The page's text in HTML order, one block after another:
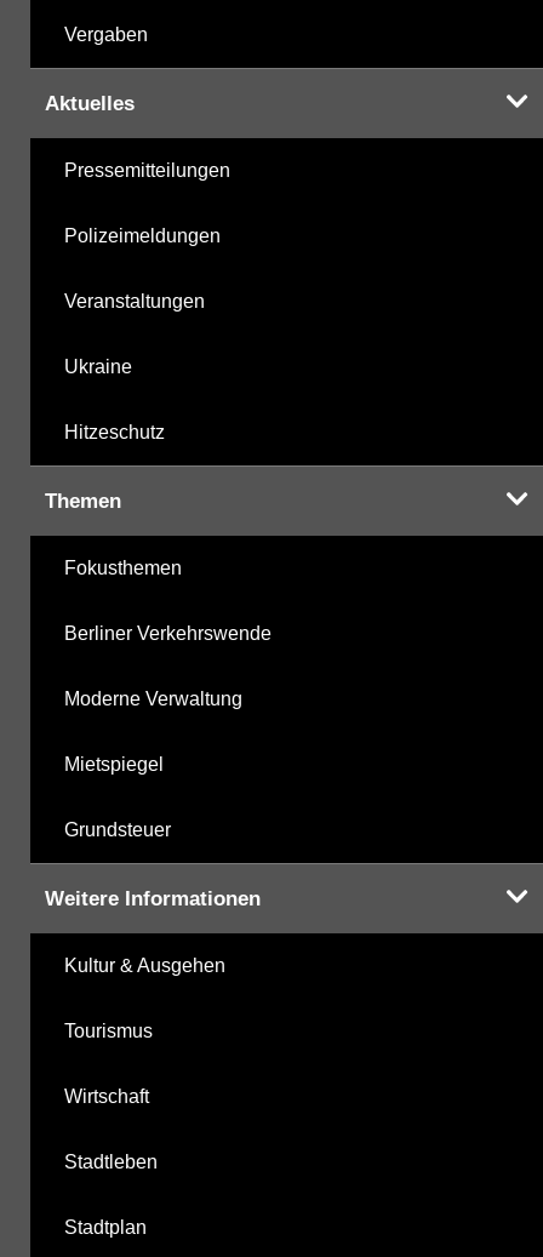
Vergaben
Aktuelles
Pressemitteilungen
Polizeimeldungen
Veranstaltungen
Ukraine
Hitzeschutz
Themen
Fokusthemen
Berliner Verkehrswende
Moderne Verwaltung
Mietspiegel
Grundsteuer
Weitere Informationen
Kultur & Ausgehen
Tourismus
Wirtschaft
Stadtleben
Stadtplan